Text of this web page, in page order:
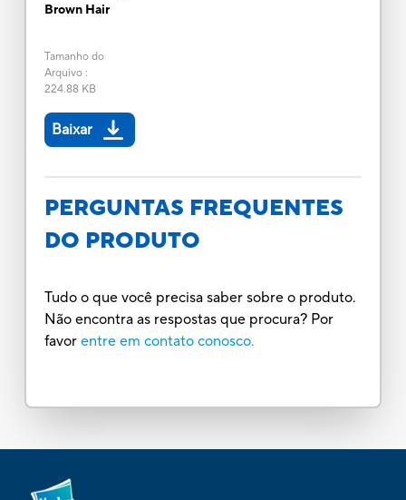
Brown Hair
Tamanho do
Arquivo:
224.88 KB
Baixar
PERGUNTAS FREQUENTES
DO PRODUTO
Tudo o que você precisa saber sobre o produto.
Não encontra as respostas que procura? Por
favor entre em contato conosco.